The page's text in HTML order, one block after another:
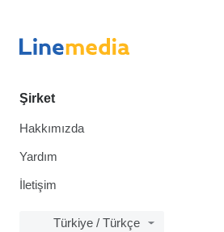
Şirket
Hakkımızda
Yardım
İletişim
Türkiye / Türkçe